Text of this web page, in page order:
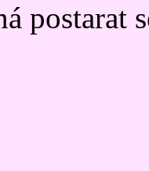
postarat